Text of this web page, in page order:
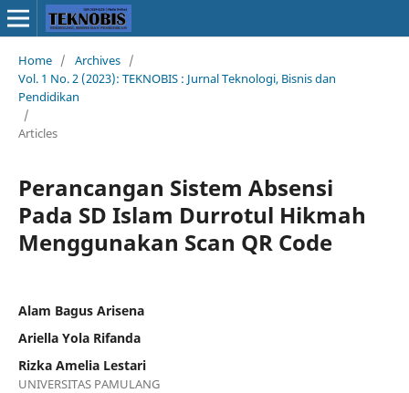
Home / Archives /
Vol. 1 No. 2 (2023): TEKNOBIS : Jurnal Teknologi, Bisnis dan
Pendidikan
/
Articles
Perancangan Sistem Absensi
Pada SD Islam Durrotul Hikmah
Menggunakan Scan QR Code
Alam Bagus Arisena
Ariella Yola Rifanda
Rizka Amelia Lestari
UNIVERSITAS PAMULANG